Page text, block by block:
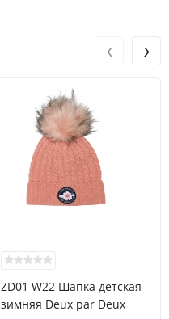
ZD01 W22 Шапка детская
зимняя Deux par Deux
‹ ›